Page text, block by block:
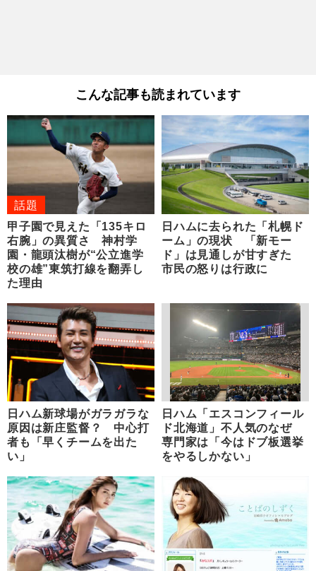
こんな記事も読まれています
話題
甲子園で見えた「135キロ
右腕」の異質さ 神村学
園・龍頭汰樹が“公立進学
校の雄”東筑打線を翻弄し
た理由
日ハムに去られた「札幌ド
ーム」の現状 「新モー
ド」は見通しが甘すぎた
市民の怒りは行政に
日ハム新球場がガラガラな
原因は新庄監督？ 中心打
者も「早くチームを出た
い」
日ハム「エスコンフィール
ド北海道」不人気のなぜ
専門家は「今はドブ板選挙
をやるしかない」